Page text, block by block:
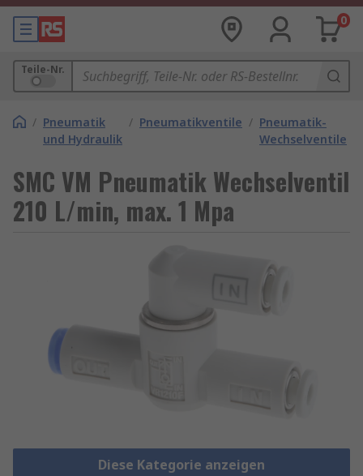
0
Teile-Nr.
/ Pneumatik
und Hydraulik
/ Pneumatikventile / Pneumatik-
Wechselventile
SMC VM Pneumatik Wechselventil
210 L/min, max. 1 Mpa
Diese Kategorie anzeigen